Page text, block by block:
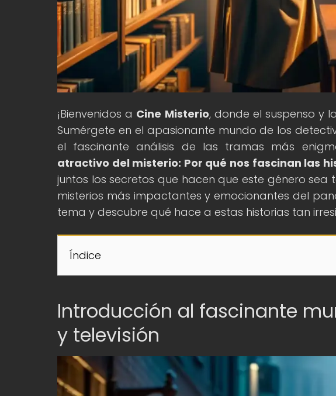
¡Bienvenidos a Cine Misterio, donde el suspenso y
Sumérgete en el apasionante mundo de los
el fascinante análisis de las tramas más
atractivo del misterio: Por qué nos fascinan las
juntos los secretos que hacen que este género
misterios más impactantes y emocionantes del
tema y descubre qué hace a estas historias tan
Índice
Introducción al fascinante
y televisión